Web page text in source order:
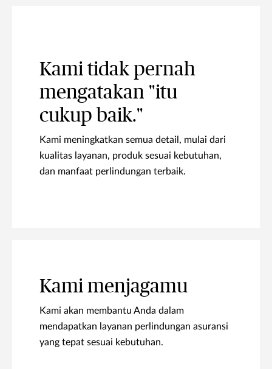
Kami tidak pernah
mengatakan "itu
cukup baik."
Kami meningkatkan semua detail, mulai dari
kualitas layanan, produk sesuai kebutuhan,
dan manfaat perlindungan terbaik.
Kami menjagamu
Kami akan membantu Anda dalam
mendapatkan layanan perlindungan asuransi
yang tepat sesuai kebutuhan.